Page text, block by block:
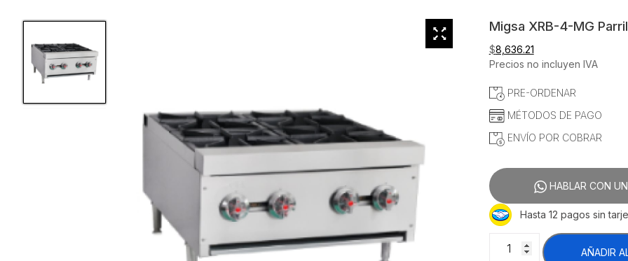
Migsa XRB-4-MG
$8,636.21
Precios no incluyen IVA
PRE-ORDENAR
MÉTODOS DE PAGO
ENVÍO POR COBRAR
HABLAR CON
Hasta 12 pagos sin
XRB-
AÑADIR